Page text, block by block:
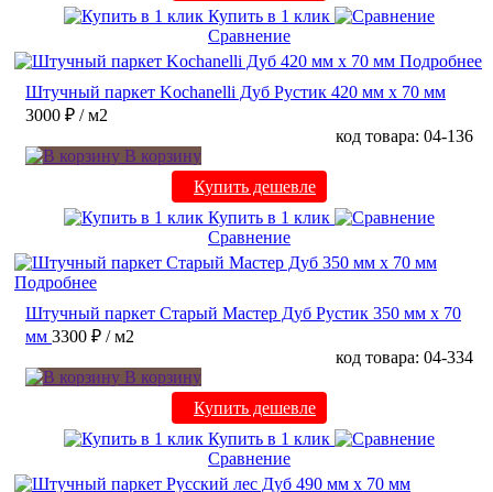
Купить в 1 клик
Сравнение
Подробнее
Штучный паркет Kochanelli Дуб Рустик 420 мм х 70 мм
3000 ₽ / м2
код товара: 04-136
В корзину
Купить дешевле
Купить в 1 клик
Сравнение
Подробнее
Штучный паркет Старый Мастер Дуб Рустик 350 мм х 70
мм 3300 ₽ / м2
код товара: 04-334
В корзину
Купить дешевле
Купить в 1 клик
Сравнение